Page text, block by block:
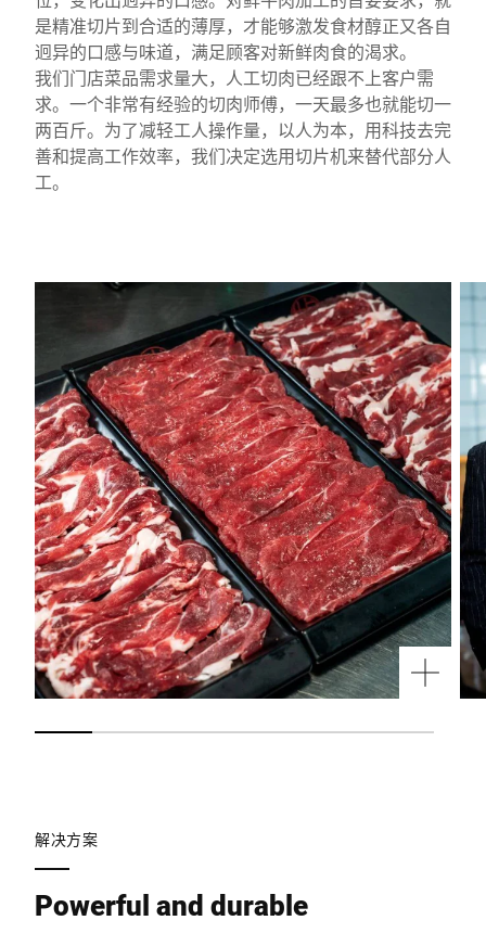
是精准切片到合适的薄厚，才能够激发食材醇正又各自
迥异的口感与味道，满足顾客对新鲜肉食的渴求。
我们门店菜品需求量大，人工切肉已经跟不上客户需
求。一个非常有经验的切肉师傅，一天最多也就能切一
两百斤。为了减轻工人操作量，以人为本，用科技去完
善和提高工作效率，我们决定选用切片机来替代部分人
工。
解决方案
Powerful and durable